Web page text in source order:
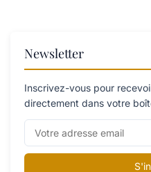
Newsletter
Inscrivez-vous pour
directement dans votre